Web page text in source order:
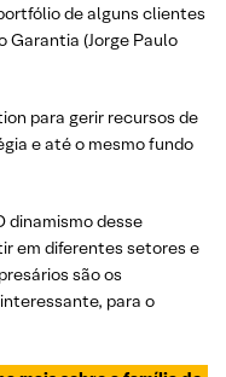
de alguns clientes
Garantia (Jorge Paulo
para gerir recursos de
e até o mesmo fundo
dinamismo desse
em diferentes setores e
são os
para o